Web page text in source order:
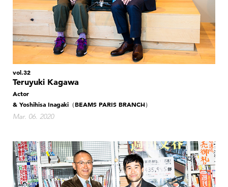
vol.32
Teruyuki Kagawa
Actor
& Yoshihisa Inagaki（BEAMS PARIS BRANCH）
Mar. 06. 2020